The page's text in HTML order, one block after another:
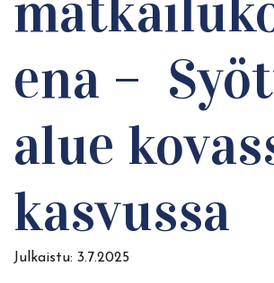
ena –
alue
kasvussa
Julkaistu: 3.7.2025